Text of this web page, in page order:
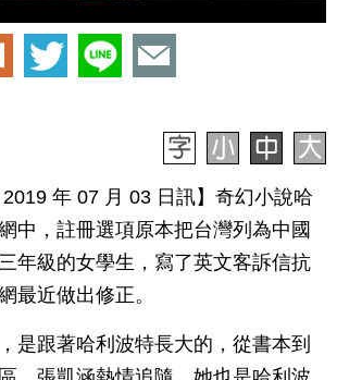
2019 年 07 月 03 日訊】奇幻小說哈
中，註冊選項原本把台灣列為中國
年級的女學生，寫了英文客訴信抗
最近做出修正。
是跟著哈利波特長大的，從書本到